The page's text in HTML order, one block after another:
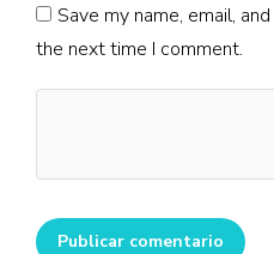
Save my name, email,
the next time I comment.
Publicar comentario